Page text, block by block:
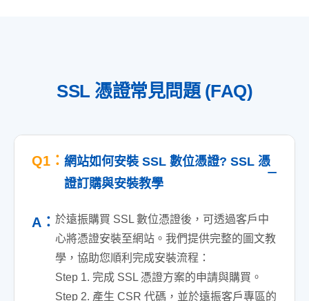
SSL 憑證常見問題 (FAQ)
Q1： 網站如何安裝 SSL 數位憑證? SSL 憑
證訂購與安裝教學
A： 於遠振購買 SSL 數位憑證後，可透過客戶中
心將憑證安裝至網站。我們提供完整的圖文教
學，協助您順利完成安裝流程：
Step 1. 完成 SSL 憑證方案的申請與購買。
Step 2. 產生 CSR 代碼，並於遠振客戶專區的